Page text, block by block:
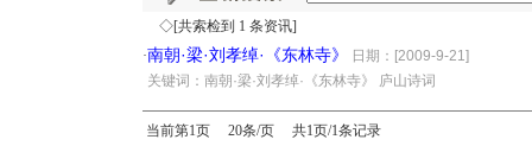
◇[共索检到 1 条资讯]
·南朝·梁·刘孝绰·《东林寺》
日期：[2009-9-21]
关键词：南朝·梁·刘孝绰·《东林寺》 庐山诗词
当前第1页 20条/页 共1页/1条记录